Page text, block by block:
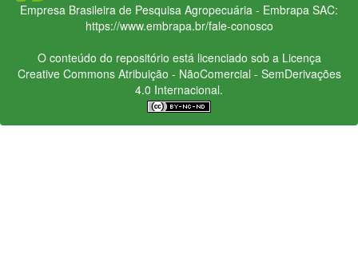
Empresa Brasileira de Pesquisa Agropecuária - Embrapa SAC:
https://www.embrapa.br/fale-conosco
O conteúdo do repositório está licenciado sob a Licença
Creative CommonsAtribuição - NãoComercial - SemDerivações
4.0 Internacional.